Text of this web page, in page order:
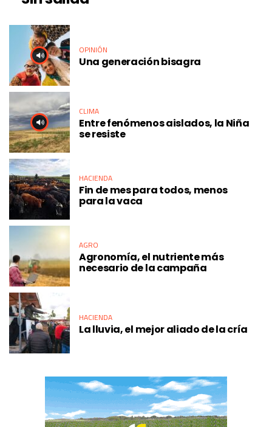
OPINIÓN
Una generación bisagra
CLIMA
Entre fenómenos aislados, la Niña
se resiste
HACIENDA
Fin de mes para todos, menos
para la vaca
AGRO
Agronomía, el nutriente más
necesario de la campaña
HACIENDA
La lluvia, el mejor aliado de la cría